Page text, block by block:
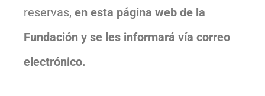
reservas, en esta página web de la
Fundación y se les informará vía correo
electrónico.